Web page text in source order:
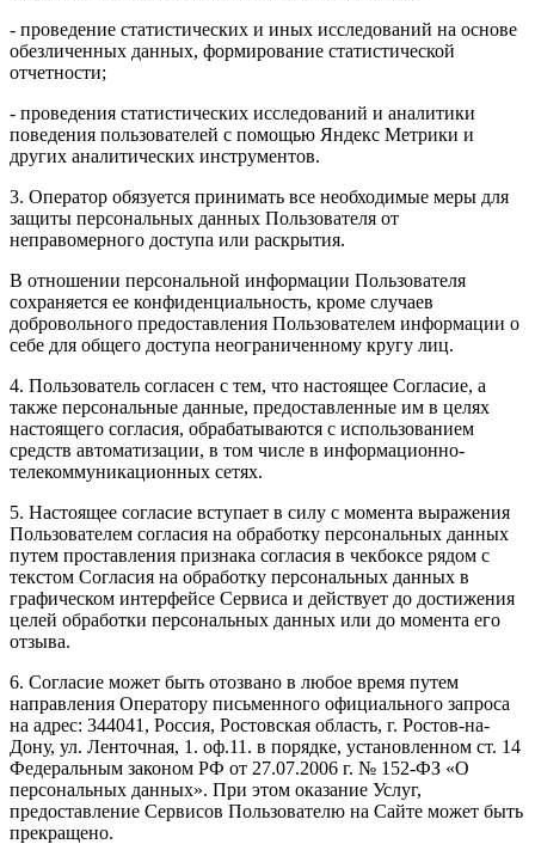
- проведение статистических и иных исследований на основе
обезличенных данных, формирование статистической
отчетности;
- проведения статистических исследований и аналитики
поведения пользователей с помощью Яндекс Метрики и
других аналитических инструментов.
3. Оператор обязуется принимать все необходимые меры для
защиты персональных данных Пользователя от
неправомерного доступа или раскрытия.
В отношении персональной информации Пользователя
сохраняется ее конфиденциальность, кроме случаев
добровольного предоставления Пользователем информации о
себе для общего доступа неограниченному кругу лиц.
4. Пользователь согласен с тем, что настоящее Согласие, а
также персональные данные, предоставленные им в целях
настоящего согласия, обрабатываются с использованием
средств автоматизации, в том числе в информационно-
телекоммуникационных сетях.
5. Настоящее согласие вступает в силу с момента выражения
Пользователем согласия на обработку персональных данных
путем проставления признака согласия в чекбоксе рядом с
текстом Согласия на обработку персональных данных в
графическом интерфейсе Сервиса и действует до достижения
целей обработки персональных данных или до момента его
отзыва.
6. Согласие может быть отозвано в любое время путем
направления Оператору письменного официального запроса
на адрес: 344041, Россия, Ростовская область, г. Ростов-на-
Дону, ул. Ленточная, 1. оф.11. в порядке, установленном ст. 14
Федеральным законом РФ от 27.07.2006 г. № 152-ФЗ «О
персональных данных». При этом оказание Услуг,
предоставление Сервисов Пользователю на Сайте может быть
прекращено.